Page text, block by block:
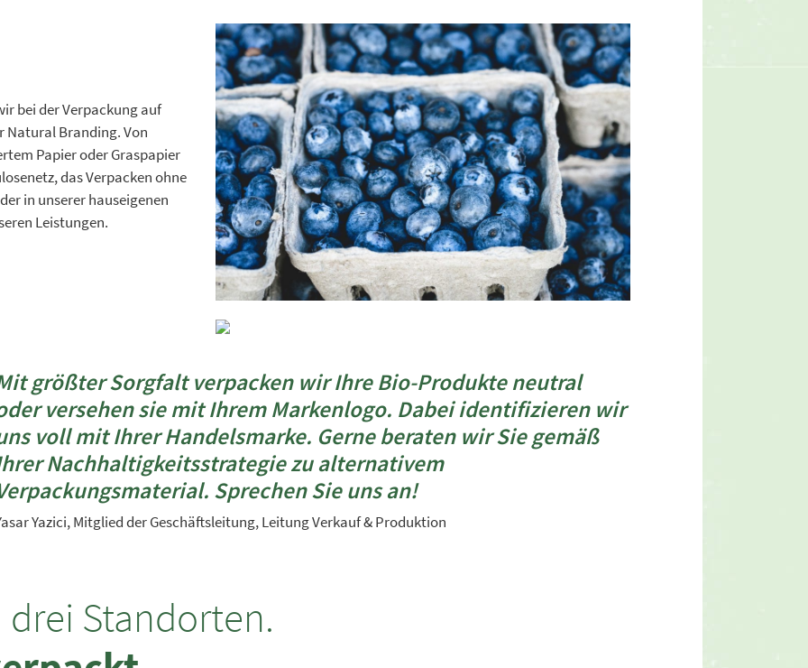
bei der Verpackung auf
Natural Branding. Von
Papier oder Graspapier
das Verpacken ohne
in unserer hauseigenen
Leistungen.
größter Sorgfalt verpacken wir Ihre Bio-Produkte neutral
versehen sie mit Ihrem Markenlogo. Dabei identifizieren wir
voll mit Ihrer Handelsmarke. Gerne beraten wir Sie gemäß
Nachhaltigkeitsstrategie zu alternativem
Sprechen Sie uns an!
Yazici, Mitglied der Geschäftsleitung, Leitung Verkauf & Produktion
Standorten.